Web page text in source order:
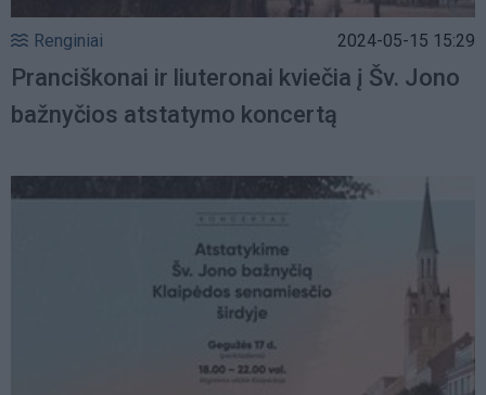
Renginiai 2024-05-15 15:29
Pranciškonai ir liuteronai kviečia į Šv. Jono
bažnyčios atstatymo koncertą